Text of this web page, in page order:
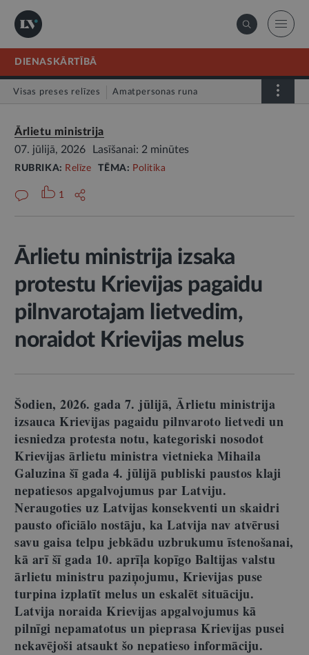
DIENASKĀRTĪBĀ
Visas preses relīzes Amatpersonas runa
Ārlietu ministrija
07. jūlijā, 2026
Lasīšanai: 2 minūtes
RUBRIKA: Relīze TĒMA: Politika
1
Ārlietu ministrija izsaka
protestu Krievijas pagaidu
pilnvarotajam lietvedim,
noraidot Krievijas melus
Šodien, 2026. gada 7. jūlijā, Ārlietu ministrija
izsauca Krievijas pagaidu pilnvaroto lietvedi un
iesniedza protesta notu, kategoriski nosodot
Krievijas ārlietu ministra vietnieka Mihaila
Galuzina šī gada 4. jūlijā publiski paustos klaji
nepatiesos apgalvojumus par Latviju.
Neraugoties uz Latvijas konsekventi un skaidri
pausto oficiālo nostāju, ka Latvija nav atvērusi
savu gaisa telpu jebkādu uzbrukumu īstenošanai,
kā arī šī gada 10. aprīļa kopīgo Baltijas valstu
ārlietu ministru paziņojumu, Krievijas puse
turpina izplatīt melus un eskalēt situāciju.
Latvija noraida Krievijas apgalvojumus kā
pilnīgi nepamatotus un pieprasa Krievijas pusei
nekavējoši atsaukt šo nepatieso informāciju.